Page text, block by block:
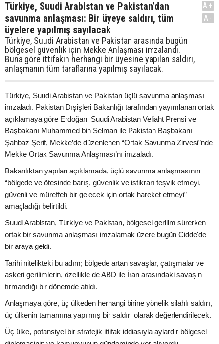
Türkiye, Suudi Arabistan ve Pakistan’dan
savunma anlaşması: Bir üyeye saldırı, tüm
üyelere yapılmış sayılacak
Türkiye, Suudi Arabistan ve Pakistan arasında bugün
bölgesel güvenlik için Mekke Anlaşması imzalandı.
Buna göre ittifakın herhangi bir üyesine yapılan saldırı,
anlaşmanın tüm taraflarına yapılmış sayılacak.
A+
A-
Türkiye, Suudi Arabistan ve Pakistan üçlü savunma anlaşması
imzaladı. Pakistan Dışişleri Bakanlığı tarafından yayımlanan ortak
açıklamaya göre Erdoğan, Suudi Arabistan Veliaht Prensi ve
Başbakanı Muhammed bin Selman ile Pakistan Başbakanı
Şahbaz Şerif, Mekke’de düzenlenen “Ortak Savunma Zirvesi”nde
Mekke Ortak Savunma Anlaşması’nı imzaladı.
Bakanlıktan yapılan açıklamada, üçlü savunma anlaşmasının
“bölgede ve ötesinde barış, güvenlik ve istikrarı teşvik etmeyi,
güvenli ve müreffeh bir gelecek için ortak hareket etmeyi”
amaçladığı belirtildi.
Suudi Arabistan, Türkiye ve Pakistan, bölgesel gerilim sürerken
ortak bir savunma anlaşması imzalamak üzere bugün Cidde'de
bir araya geldi.
Tarihi nitelikteki bu adım; bölgede artan savaşlar, çatışmalar ve
askeri gerilimlerin, özellikle de ABD ile İran arasındaki savaşın
tırmandığı bir dönemde atıldı.
Anlaşmaya göre, üç ülkeden herhangi birine yönelik silahlı saldırı,
üç ülkenin tamamına yapılmış bir saldırı olarak değerlendirilecek.
Üç ülke, potansiyel bir stratejik ittifak iddiasıyla aylardır bölgesel